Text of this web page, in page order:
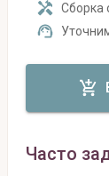
Сборка
Часто